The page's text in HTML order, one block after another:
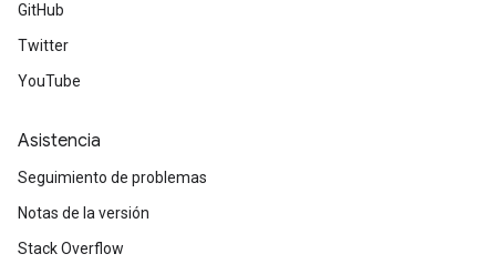
GitHub
Twitter
YouTube
Asistencia
Seguimiento de problemas
Notas de la versión
Stack Overflow